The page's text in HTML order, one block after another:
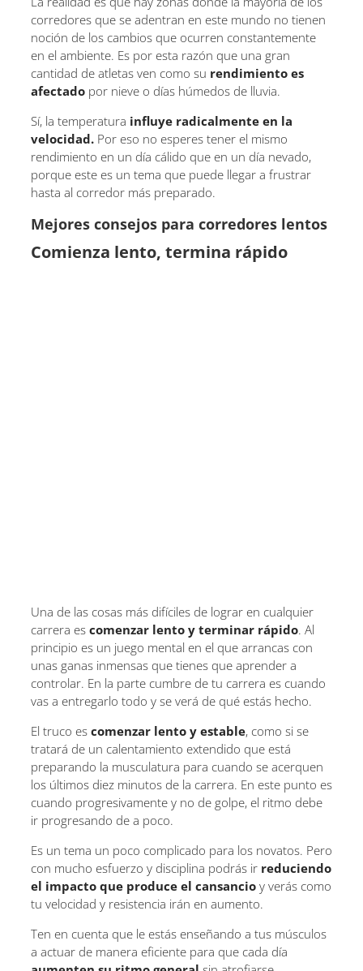
corredores que se adentran en este mundo no tienen
noción de los cambios que ocurren constantemente
en el ambiente. Es por esta razón que una gran
cantidad de atletas ven como su rendimiento es
afectado por nieve o días húmedos de lluvia.
Sí, la temperatura influye radicalmente en la
velocidad. Por eso no esperes tener el mismo
rendimiento en un día cálido que en un día nevado,
porque este es un tema que puede llegar a frustrar
hasta al corredor más preparado.
Mejores consejos para corredores lentos
Comienza lento, termina rápido
Una de las cosas más difíciles de lograr en cualquier
carrera es comenzar lento y terminar rápido. Al
principio es un juego mental en el que arrancas con
unas ganas inmensas que tienes que aprender a
controlar. En la parte cumbre de tu carrera es cuando
vas a entregarlo todo y se verá de qué estás hecho.
El truco es comenzar lento y estable, como si se
tratará de un calentamiento extendido que está
preparando la musculatura para cuando se acerquen
los últimos diez minutos de la carrera. En este punto es
cuando progresivamente y no de golpe, el ritmo debe
ir progresando de a poco.
Es un tema un poco complicado para los novatos. Pero
con mucho esfuerzo y disciplina podrás ir reduciendo
el impacto que produce el cansancio y verás como
tu velocidad y resistencia irán en aumento.
Ten en cuenta que le estás enseñando a tus músculos
a actuar de manera eficiente para que cada día